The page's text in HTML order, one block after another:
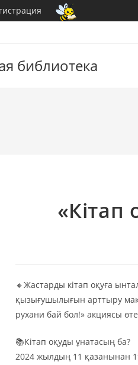
библиотека
🔸Жастарды кітап оқуға
қызығушылығын арттыру
рухани бай бол!» акциясы
📚Кітап оқуды ұнатасың ба?
2024 жылдың 11 қазанынан